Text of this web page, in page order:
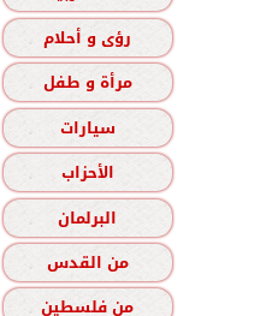
رؤى و أحلام
مرأة و طفل
سيارات
الأحزاب
البرلمان
من القدس
من فلسطين